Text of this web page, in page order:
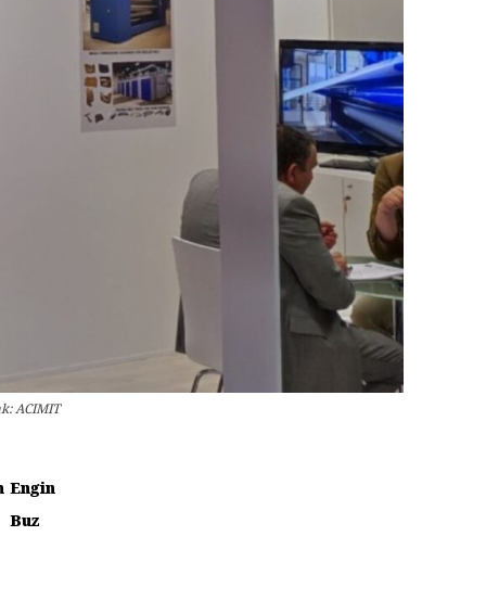
ACIMIT
Engin
Buz